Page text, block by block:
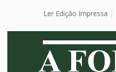
Ler Edição Impressa